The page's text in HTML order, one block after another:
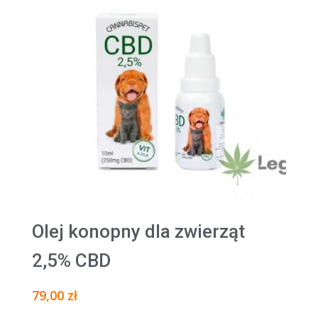
Olej konopny dla zwierząt
2,5% CBD
79,00 zł